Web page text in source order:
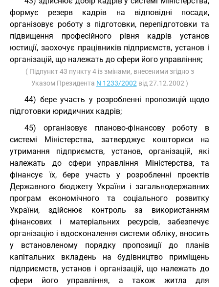
формує резерв кадрів на відповідні посади,
організовує роботу з підготовки, перепідготовки та
підвищення професійного рівня кадрів установ
юстиції, заохочує працівників підприємств, установ і
організацій, що належать до сфери його управління;
( Підпункт 43 пункту 4 із змінами, внесеними згідно з
Указом Президента N 1233/2002 від 27.12.2002 )
44) бере участь у розробленні пропозицій щодо
підготовки юридичних кадрів;
45) організовує планово-фінансову роботу в
системі Міністерства, затверджує кошториси на
утримання підприємств, установ, організацій, які
належать до сфери управління Міністерства, та
фінансує їх, бере участь у розробленні проектів
Державного бюджету України і загальнодержавних
програм економічного та соціального розвитку
України, здійснює контроль за використанням
фінансових і матеріальних ресурсів, забезпечує
організацію і вдосконалення системи обліку, вносить
у встановленому порядку пропозиції до планів
капітальних вкладень на будівництво приміщень
підприємств, установ і організацій, що належать до
сфери його управління, а також житла для